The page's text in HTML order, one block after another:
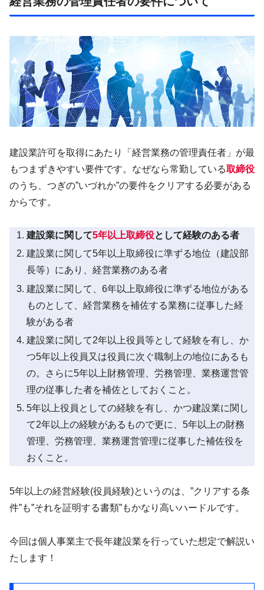
建設業許可を取得にあたり「経営業務の管理責任者」が最
もつまずきやすい要件です。なぜなら常勤している取締役
のうち、つぎの”いづれか”の要件をクリアする必要がある
からです。
建設業に関して5年以上取締役として経験のある者
建設業に関して5年以上取締役に準ずる地位（建設部
長等）にあり、経営業務のある者
建設業に関して、6年以上取締役に準ずる地位がある
ものとして、経営業務を補佐する業務に従事した経
験がある者
建設業に関して2年以上役員等として経験を有し、か
つ5年以上役員又は役員に次ぐ職制上の地位にあるも
の。さらに5年以上財務管理、労務管理、業務運営管
理の従事した者を補佐としておくこと。
5年以上役員としての経験を有し、かつ建設業に関し
て2年以上の経験があるもので更に、5年以上の財務
管理、労務管理、業務運営管理に従事した補佐役を
おくこと。
5年以上の経営経験(役員経験)というのは、”クリアする条
件”も”それを証明する書類”もかなり高いハードルです。
今回は個人事業主で長年建設業を行っていた想定で解説い
たします！